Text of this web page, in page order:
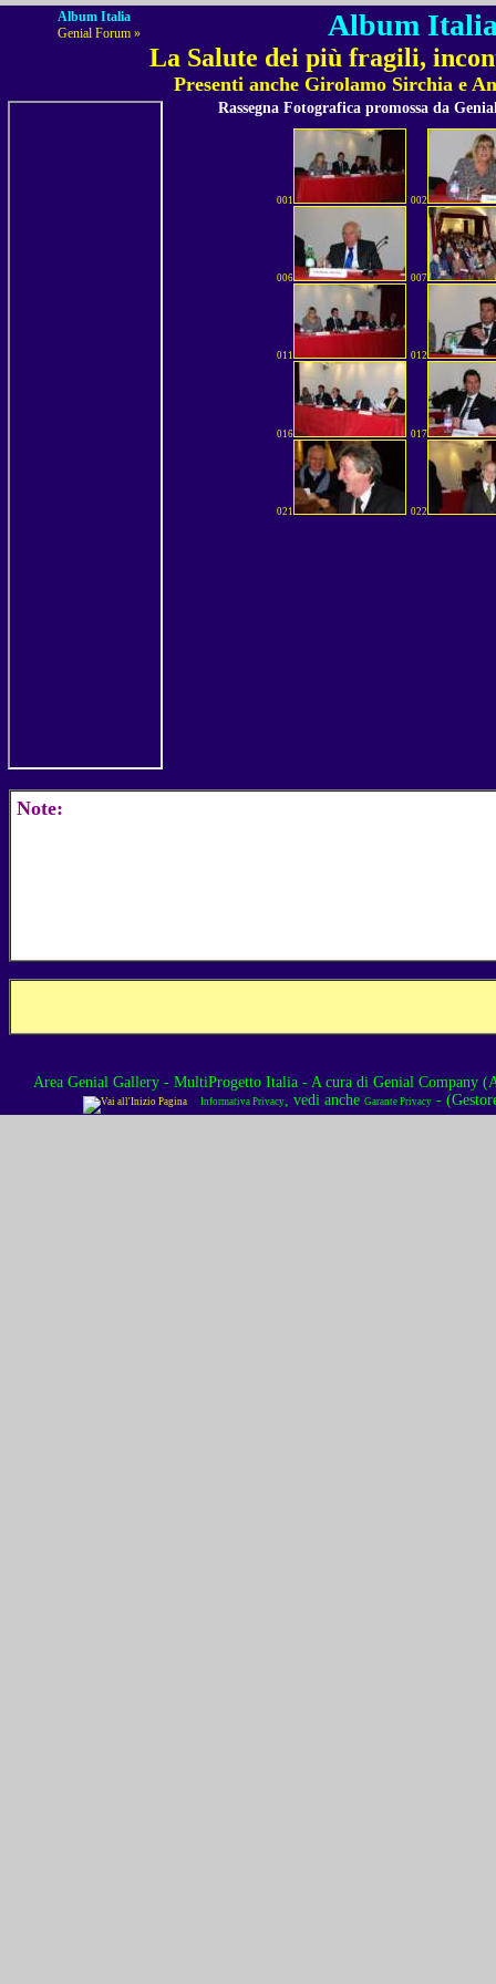
Album Italia
Genial Forum »
Album
La Salute dei più fragili,
Presenti anche Girolamo Sirchia e
Rassegna Fotografica promossa da
001 002
006 007
011 012
016 017
021 022
Note:
Area Genial Gallery - MultiProgetto Italia- A cura di Genial Company
Informativa Privacy, vedi anche Garante Privacy -